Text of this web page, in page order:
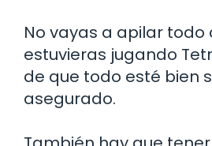
No vayas a apilar todo
estuvieras jugando
de que todo esté bien
asegurado.